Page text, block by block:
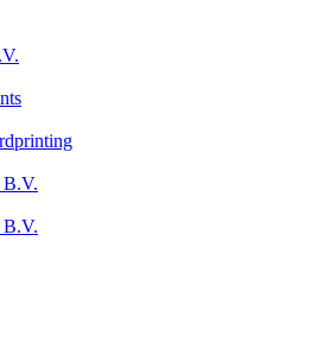
B.V.
B.V.